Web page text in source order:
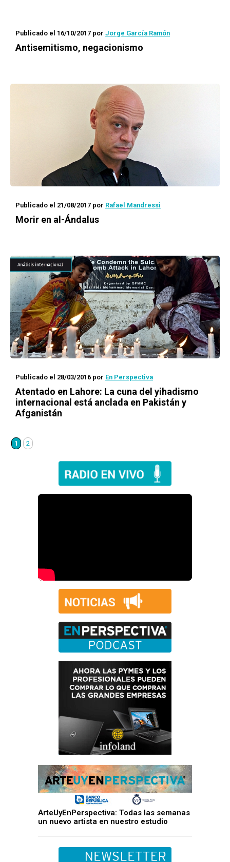
Publicado el 16/10/2017 por Jorge García Ramón
Antisemitismo, negacionismo
Publicado el 21/08/2017 por Rafael Mandressi
Morir en al-Ándalus
Publicado el 28/03/2016 por En Perspectiva
Atentado en Lahore: La cuna del yihadismo
internacional está anclada en Pakistán y
Afganistán
1 2
ArteUyEnPerspectiva: Todas las semanas
un nuevo artista en nuestro estudio